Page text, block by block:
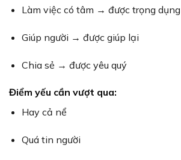
Làm việc có tâm → được trọng dụng
Giúp người → được giúp lại
Chia sẻ → được yêu quý
Điểm yếu cần vượt qua:
Hay cả nể
Quá tin người